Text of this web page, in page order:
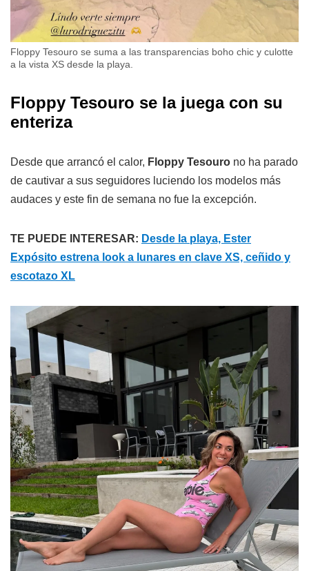
Floppy Tesouro se suma a las transparencias boho chic y culotte
a la vista XS desde la playa.
Floppy Tesouro se la juega con su
enteriza
Desde que arrancó el calor, Floppy Tesouro no ha parado
de cautivar a sus seguidores luciendo los modelos más
audaces y este fin de semana no fue la excepción.
TE PUEDE INTERESAR: Desde la playa, Ester
Expósito estrena look a lunares en clave XS, ceñido y
escotazo XL